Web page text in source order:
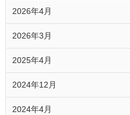
2026年4月
2026年3月
2025年4月
2024年12月
2024年4月